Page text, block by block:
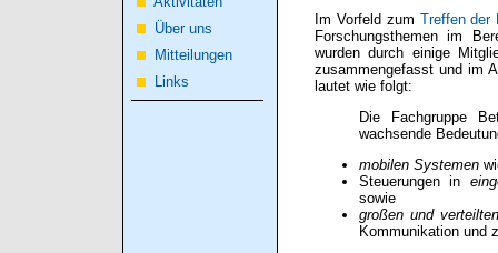
Über uns
Mitteilungen
Links
Im Vorfeld zum Treffen der
Forschungsthemen im
wurden durch einige
zusammengefasst und im
lautet wie folgt:
Die Fachgruppe
wachsende
mobilen Systemen
Steuerungen in
sowie
großen und
Kommunikation und